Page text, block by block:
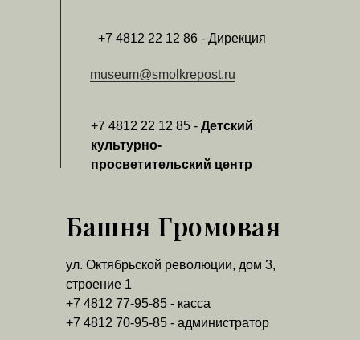
museum@smolkrepost.ru
+7 4812 22 12 86 - Дирекция
+7 4812 22 12 85 - Детский
культурно-
просветительский центр
ул. Октябрьской революции, дом 3,
строение 1
+7 4812 77-95-85 - касса
+7 4812 70-95-85 - администратор
Башня Громовая